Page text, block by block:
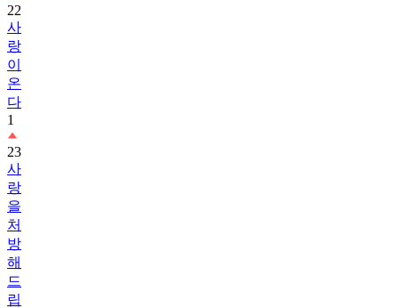
22
사
랑
이
온
다
1
23
사
랑
을
처
방
해
드
립